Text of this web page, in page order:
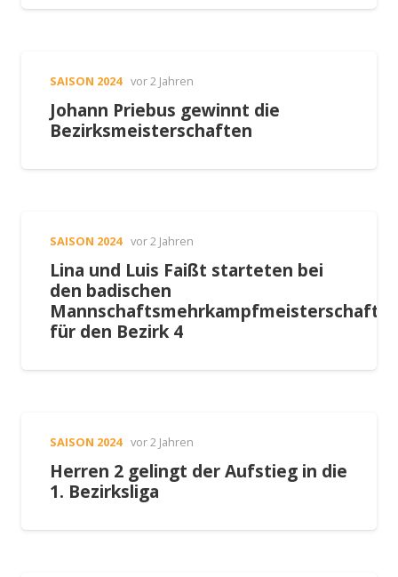
SAISON 2024 vor 2 Jahren
Johann Priebus gewinnt die
Bezirksmeisterschaften
SAISON 2024 vor 2 Jahren
Lina und Luis Faißt starteten bei
den badischen
für den Bezirk 4
SAISON 2024 vor 2 Jahren
Herren 2 gelingt der Aufstieg in die
1. Bezirksliga